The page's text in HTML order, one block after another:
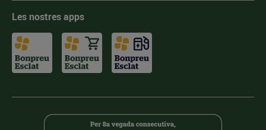
Les nostres apps